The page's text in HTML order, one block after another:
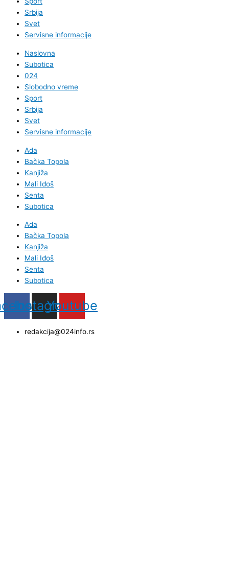
Srbija
Svet
Servisne informacije
Naslovna
Subotica
024
Slobodno vreme
Sport
Srbija
Svet
Servisne informacije
Ada
Bačka Topola
Kanjiža
Mali Iđoš
Senta
Subotica
Ada
Bačka Topola
Kanjiža
Mali Iđoš
Senta
Subotica
Instagram
Youtube
redakcija@024info.rs